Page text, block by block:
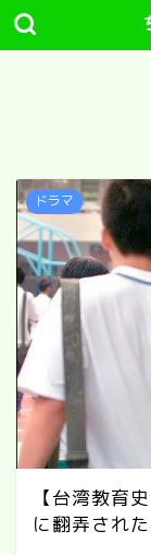
ドラマ
【台湾教育
に翻弄され